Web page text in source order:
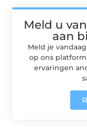
Meld u
aan
Meld je
op ons
ervaringen